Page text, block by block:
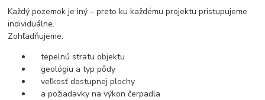
Každý pozemok je iný – preto ku každému projektu pristupujeme
individuálne.
Zohľadňujeme:
tepelnú stratu objektu
geológiu a typ pôdy
veľkosť dostupnej plochy
a požiadavky na výkon čerpadla